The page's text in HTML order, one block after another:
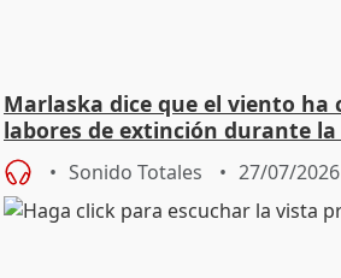
Marlaska dice que el viento ha
labores de extinción durante
Sonido Totales 27/07/2026